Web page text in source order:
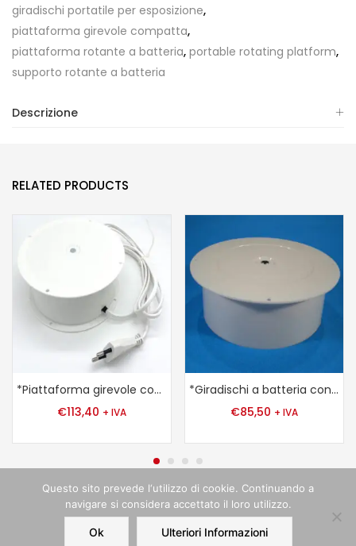
giradischi portatile per esposizione,
piattaforma girevole compatta,
piattaforma rotante a batteria, portable rotating platform,
supporto rotante a batteria
Descrizione
RELATED PRODUCTS
*Piattaforma girevole con capacità di carico di 5 kg
€113,40 + IVA
*Giradischi a batteria con capacità di carico di 4 kg
€85,50 + IVA
Questo sito prevede l‘utilizzo di cookie. Continuando a
navigare si considera accettato il loro utilizzo.
Ok Ulteriori Informazioni